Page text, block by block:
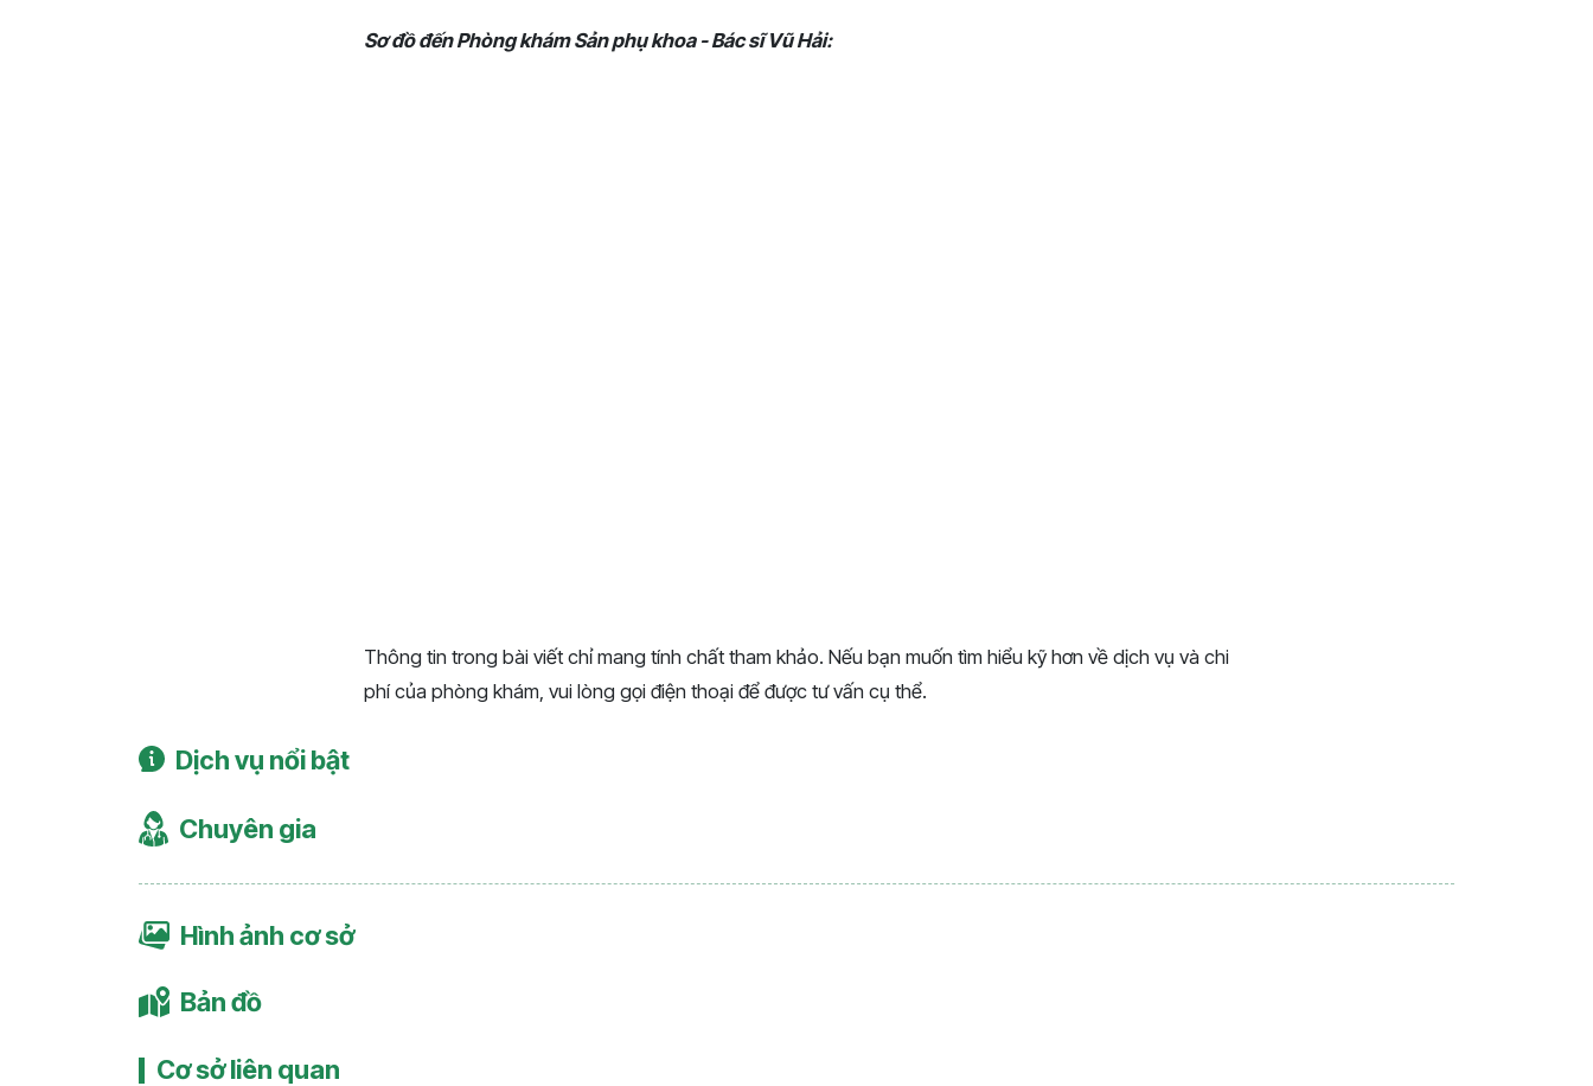
Sơ đồ đến Phòng khám Sản phụ khoa - Bác sĩ Vũ Hải:
Thông tin trong bài viết chỉ mang tính chất tham khảo. Nếu bạn muốn tìm hiểu kỹ hơn về dịch vụ và chi
phí của phòng khám, vui lòng gọi điện thoại để được tư vấn cụ thể.
Dịch vụ nổi bật
Chuyên gia
Hình ảnh cơ sở
Bản đồ
Cơ sở liên quan